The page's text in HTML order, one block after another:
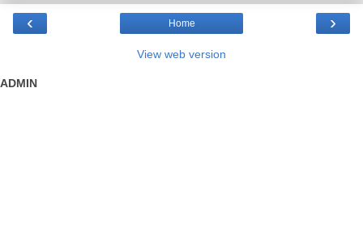
‹ ›
Home
View web version
ADMIN